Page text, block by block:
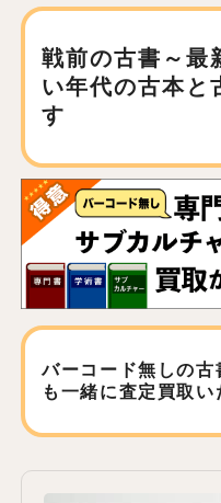
戦前の古書～最
い年代の古本と
す
バーコード無しの
も 一緒に査定買取い